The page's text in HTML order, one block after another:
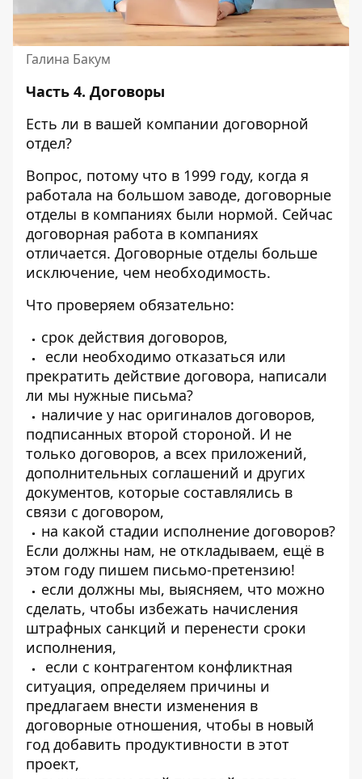
Галина Бакум
Часть 4. Договоры
Есть ли в вашей компании договорной
отдел?
Вопрос, потому что в 1999 году, когда я
работала на большом заводе, договорные
отделы в компаниях были нормой. Сейчас
договорная работа в компаниях
отличается. Договорные отделы больше
исключение, чем необходимость.
Что проверяем обязательно:
срок действия договоров,
если необходимо отказаться или
прекратить действие договора, написали
ли мы нужные письма?
наличие у нас оригиналов договоров,
подписанных второй стороной. И не
только договоров, а всех приложений,
дополнительных соглашений и других
документов, которые составлялись в
связи с договором,
на какой стадии исполнение договоров?
Если должны нам, не откладываем, ещё в
этом году пишем письмо-претензию!
если должны мы, выясняем, что можно
сделать, чтобы избежать начисления
штрафных санкций и перенести сроки
исполнения,
если с контрагентом конфликтная
ситуация, определяем причины и
предлагаем внести изменения в
договорные отношения, чтобы в новый
год добавить продуктивности в этот
проект,